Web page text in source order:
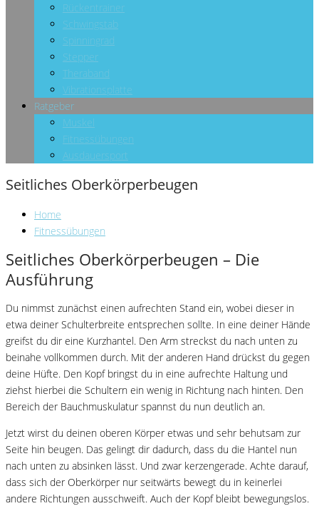
Rückentrainer
Schwingstab
Spinningrad
Stepper
Theraband
Vibrationsplatte
Ratgeber
Muskel
Fitnessübungen
Ausdauersport
Seitliches Oberkörperbeugen
Home
Fitnessübungen
Seitliches Oberkörperbeugen – Die
Ausführung
Du nimmst zunächst einen aufrechten Stand ein, wobei dieser in
etwa deiner Schulterbreite entsprechen sollte. In eine deiner Hände
greifst du dir eine Kurzhantel. Den Arm streckst du nach unten zu
beinahe vollkommen durch. Mit der anderen Hand drückst du gegen
deine Hüfte. Den Kopf bringst du in eine aufrechte Haltung und
ziehst hierbei die Schultern ein wenig in Richtung nach hinten. Den
Bereich der Bauchmuskulatur spannst du nun deutlich an.
Jetzt wirst du deinen oberen Körper etwas und sehr behutsam zur
Seite hin beugen. Das gelingt dir dadurch, dass du die Hantel nun
nach unten zu absinken lässt. Und zwar kerzengerade. Achte darauf,
dass sich der Oberkörper nur seitwärts bewegt du in keinerlei
andere Richtungen ausschweift. Auch der Kopf bleibt bewegungslos.